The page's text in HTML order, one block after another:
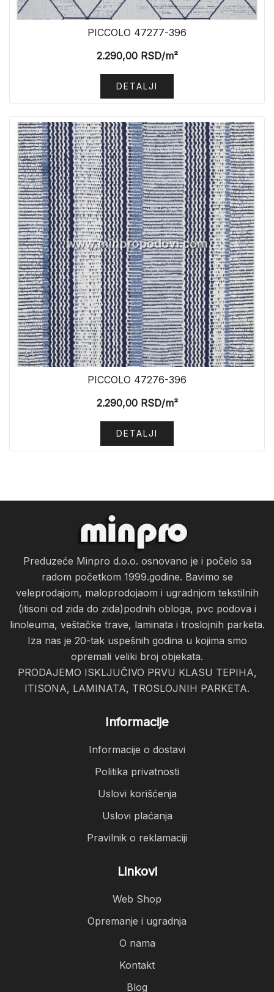
PICCOLO 47277-396
2.290,00RSD/m²
DETALJI
PICCOLO 47276-396
2.290,00RSD/m²
DETALJI
Preduzeće Minpro d.o.o. osnovano je i počelo sa
radom početkom 1999.godine. Bavimo se
veleprodajom, maloprodojaom i ugradnjom tekstilnih
(itisoni od zida do zida)podnih obloga, pvc podova i
linoleuma, veštačke trave, laminata i troslojnih parketa.
Iza nas je 20-tak uspešnih godina u kojima smo
opremali veliki broj objekata.
PRODAJEMO ISKLJUČIVO PRVU KLASU TEPIHA,
ITISONA, LAMINATA, TROSLOJNIH PARKETA.
Informacije
Informacije o dostavi
Politika privatnosti
Uslovi korišćenja
Uslovi plaćanja
Pravilnik o reklamaciji
Linkovi
Web Shop
Opremanje i ugradnja
O nama
Kontakt
Blog